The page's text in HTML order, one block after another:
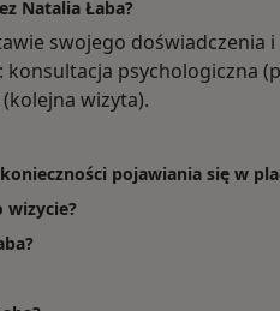
Natalia Łaba?
swojego doświadczenia i
konsultacja psychologiczna
wizyta).
pojawiania się w
wizycie?